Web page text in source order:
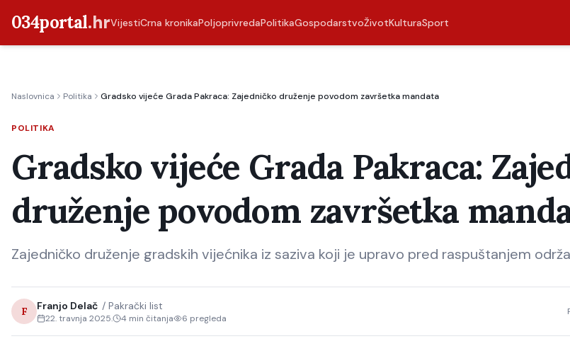
034portal.hrVijestiCrna kronikaPoljoprivredaPolitikaGospodarstvoŽivotKulturaSport
Naslovnica Politika Gradsko vijeće Grada Pakraca: Zajedničko druženje povodom završetka mandata
POLITIKA
Gradsko vijeće Grada Pakraca:
druženje povodom završetka
Zajedničko druženje gradskih vijećnika iz saziva koji je upravo pred raspuštanjem
F Franjo Delač / Pakrački list
22. travnja 2025. 4 min čitanja 6 pregleda